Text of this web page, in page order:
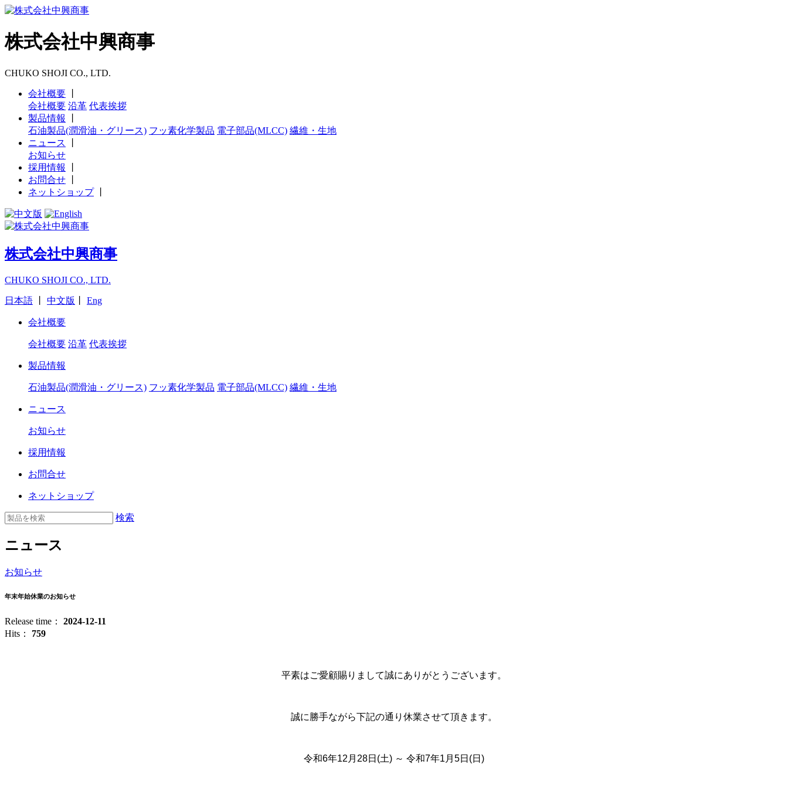
株式会社中興商事
CHUKO SHOJI CO., LTD.
会社概要
会社概要 沿革 代表挨拶
製品情報
石油製品(潤滑油・グリース) フッ素化学製品 電子部品(MLCC) 繊維・生地
ニュース
お知らせ
採用情報
お問合せ
ネットショップ
株式会社中興商事
CHUKO SHOJI CO., LTD.
日本語 中文版 Eng
会社概要
会社概要 沿革 代表挨拶
製品情報
石油製品(潤滑油・グリース) フッ素化学製品 電子部品(MLCC) 繊維・生地
ニュース
お知らせ
採用情報
お問合せ
ネットショップ
検索
ニュース
お知らせ
年末年始休業のお知らせ
Release time： 2024-12-11
Hits： 759
平素はご愛顧賜りまして誠にありがとうございます。
誠に勝手ながら下記の通り休業させて頂きます。
令和6年12月28日(土) ～ 令和7年1月5日 (日)